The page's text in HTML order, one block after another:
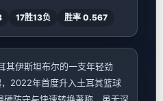
17胜13负 胜率 0.567
其伊斯坦布尔的一支年轻劲
2022年首度升入土耳其篮球